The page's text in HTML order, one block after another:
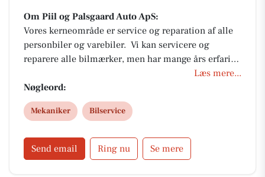
Om Piil og Palsgaard Auto ApS:
Vores kerneområde er service og reparation af alle
personbiler og varebiler. Vi kan servicere og
reparere alle bilmærker, men har mange års erfaring
og ekspertise med Mercedes Benz – Renault – Dacia
og Ford samt Honda og tilbyder service og kvalitet
til en fair pris.
Læs mere...
Nøgleord:
Mekaniker Bilservice
Send email Ring nu Se mere